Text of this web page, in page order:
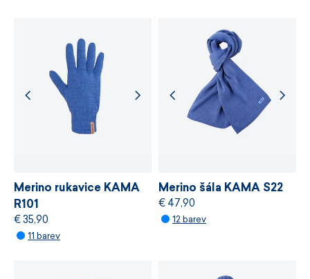
ekologického standardu
bluesign®,který
stanovuje požadavky na bezpečnost
chemických látek, odpovědné využívání zdrojů
a řízení výrobních procesů.
Merino rukavice KAMA
R101
€ 35,90
11 barev
Merino šála KAMA S22
€ 47,90
12 barev